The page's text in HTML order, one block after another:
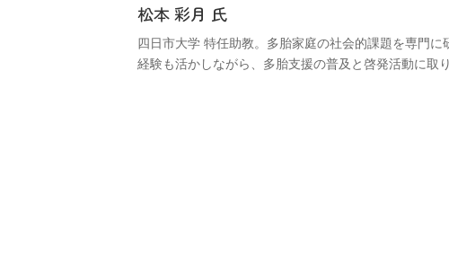
松本 彩月 氏
四日市大学 特任助教。多胎家庭の社会的課題を専門に
経験も活かしながら、多胎支援の普及と啓発活動に取